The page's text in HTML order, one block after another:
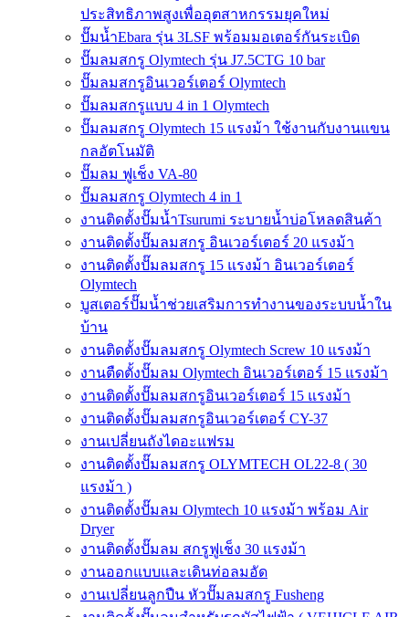
ประสิทธิภาพสูงเพื่ออุตสาหกรรมยุคใหม่
ปั๊มน้ำEbara รุ่น 3LSF พร้อมมอเตอร์กันระเบิด
ปั๊มลมสกรู Olymtech รุ่น J7.5CTG 10 bar
ปั๊มลมสกรูอินเวอร์เตอร์ Olymtech
ปั๊มลมสกรูแบบ 4 in 1 Olymtech
ปั๊มลมสกรู Olymtech 15 แรงม้า ใช้งานกับงานแขน
กลอัตโนมัติ
ปั๊มลม ฟูเช็ง VA-80
ปั๊มลมสกรู Olymtech 4 in 1
งานติดตั้งปั๊มน้ำTsurumi ระบายน้ำบ่อโหลดสินค้า
งานติดตั้งปั๊มลมสกรู อินเวอร์เตอร์ 20 แรงม้า
งานติดตั้งปั๊มลมสกรู 15 แรงม้า อินเวอร์เตอร์
Olymtech
บูสเตอร์ปั๊มน้ำช่วยเสริมการทำงานของระบบน้ำใน
บ้าน
งานติดตั้งปั๊มลมสกรู Olymtech Screw 10 แรงม้า
งานตืดตั้งปั๊มลม Olymtech อินเวอร์เตอร์ 15 แรงม้า
งานติดตั้งปั๊มลมสกรูอินเวอร์เตอร์ 15 แรงม้า
งานติดตั้งปั๊มลมสกรูอินเวอร์เตอร์ CY-37
งานเปลี่ยนถังไดอะแฟรม
งานติดตั้งปั๊มลมสกรู OLYMTECH OL22-8 ( 30
แรงม้า )
งานติดตั้งปั๊มลม Olymtech 10 แรงม้า พร้อม Air
Dryer
งานติดตั้งปั๊มลม สกรูฟูเช็ง 30 แรงม้า
งานออกแบบและเดินท่อลมอัด
งานเปลี่ยนลูกปืน หัวปั๊มลมสกรู Fusheng